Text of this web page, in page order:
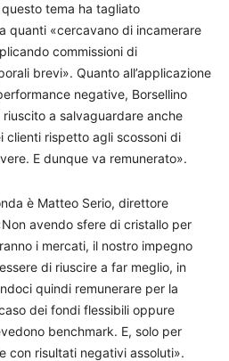
tema ha tagliato
quanti «cercavano di incamerare
commissioni di
brevi». Quanto all’applicazione
negative, Borsellino
a salvaguardare anche
clienti rispetto agli scossoni di
E dunque va remunerato».
è Matteo Serio, direttore
avendo sfere di cristallo per
i mercati, il nostro impegno
di riuscire a far meglio, in
quindi remunerare per la
dei fondi flessibili oppure
benchmark. E, solo per
con risultati negativi assoluti».